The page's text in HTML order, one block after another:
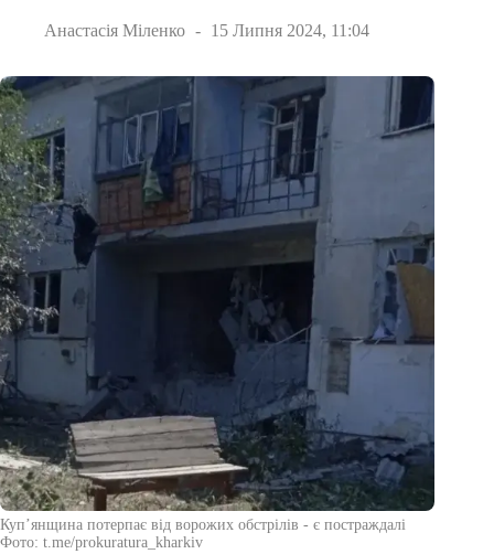
Анастасія Міленко 15 Липня 2024, 11:04
Купʼянщина потерпає від ворожих обстрілів - є постраждалі
Фото: t.me/prokuratura_kharkiv